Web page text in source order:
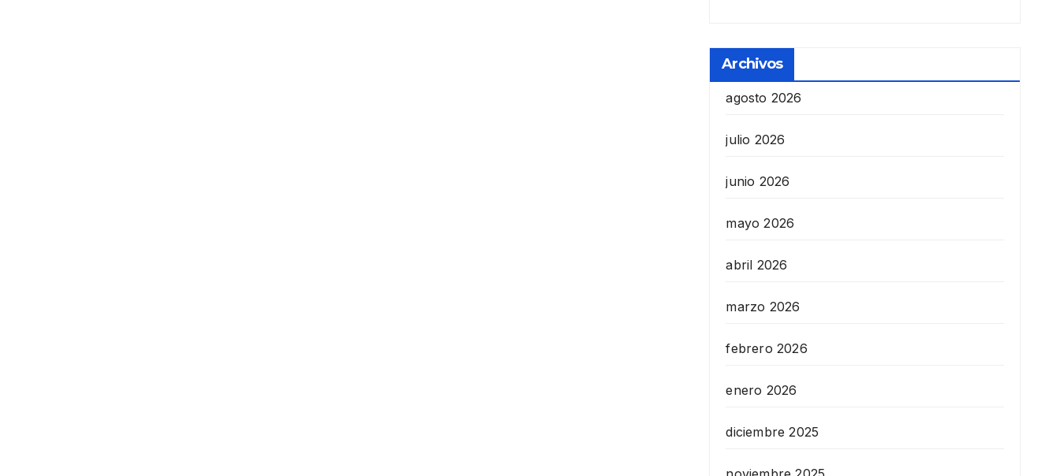
Archivos
agosto 2026
julio 2026
junio 2026
mayo 2026
abril 2026
marzo 2026
febrero 2026
enero 2026
diciembre 2025